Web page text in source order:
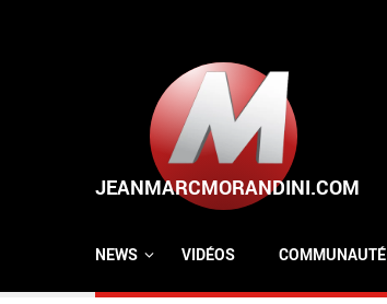
NEWS VIDÉOS COMMUNAUTÉ